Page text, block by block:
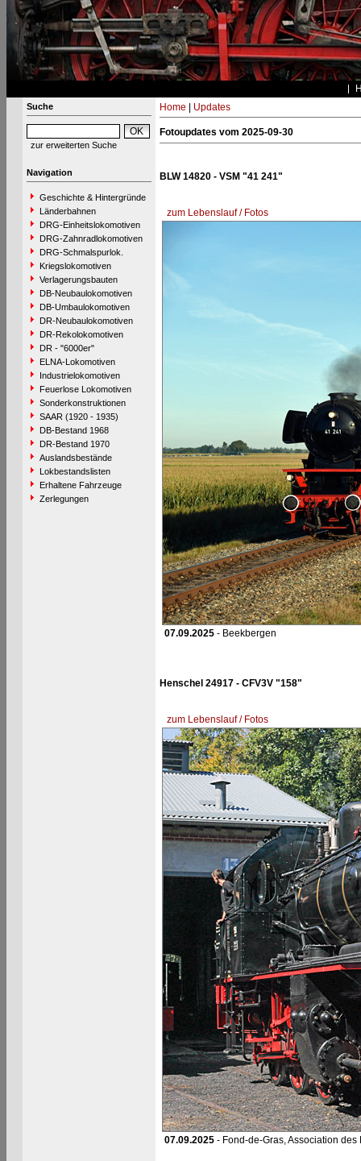
Suche
zur erweiterten Suche
Navigation
Geschichte & Hintergründe
Länderbahnen
DRG-Einheitslokomotiven
DRG-Zahnradlokomotiven
DRG-Schmalspurlok.
Kriegslokomotiven
Verlagerungsbauten
DB-Neubaulokomotiven
DB-Umbaulokomotiven
DR-Neubaulokomotiven
DR-Rekolokomotiven
DR - "6000er"
ELNA-Lokomotiven
Industrielokomotiven
Feuerlose Lokomotiven
Sonderkonstruktionen
SAAR (1920 - 1935)
DB-Bestand 1968
DR-Bestand 1970
Auslandsbestände
Lokbestandslisten
Erhaltene Fahrzeuge
Zerlegungen
Home Updates
Fotoupdates vom 2025-09-30
BLW 14820 - VSM "41 241"
zum Lebenslauf / Fotos
07.09.2025- Beekbergen
Henschel 24917 - CFV3V "158"
zum Lebenslauf / Fotos
07.09.2025- Fond-de-Gras, Association des